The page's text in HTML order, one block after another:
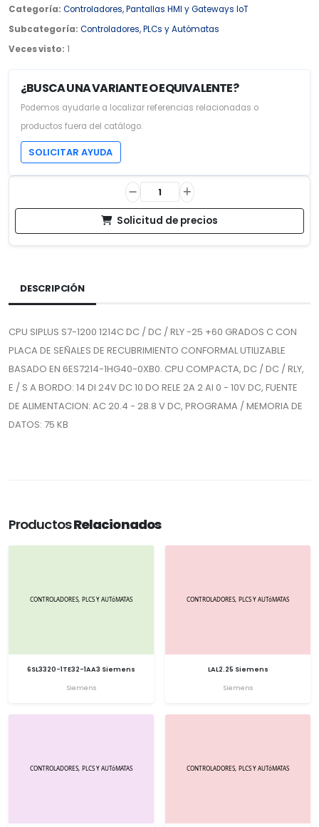
Categoría: Controladores, Pantallas HMI y Gateways IoT
Subcategoría: Controladores, PLCs y Autómatas
Veces visto: 1
¿BUSCA UNA VARIANTE O EQUIVALENTE?
Podemos ayudarle a localizar referencias relacionadas o
productos fuera del catálogo.
SOLICITAR AYUDA
Solicitud de precios
DESCRIPCIÓN
CPU SIPLUS S7-1200 1214C DC / DC / RLY -25 +60 GRADOS C CON
PLACA DE SEÑALES DE RECUBRIMIENTO CONFORMAL UTILIZABLE
BASADO EN 6ES7214-1HG40-0XB0. CPU COMPACTA, DC / DC / RLY,
E / S A BORDO: 14 DI 24V DC 10 DO RELE 2A 2 AI 0 - 10V DC, FUENTE
DE ALIMENTACION: AC 20.4 - 28.8 V DC, PROGRAMA / MEMORIA DE
DATOS: 75 KB
ProductosRelacionados
6SL3320-1TE32-1AA3 Siemens
Siemens
LAL2.25 Siemens
Siemens